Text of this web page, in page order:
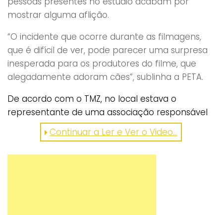
mostrar alguma aflição.
“O incidente que ocorre durante as filmagens,
que é difícil de ver, pode parecer uma surpresa
inesperada para os produtores do filme, que
alegadamente adoram cães”, sublinha a PETA.
De acordo com o TMZ, no local estava o
representante de uma associação responsável
pela segurança dos animais atores, que já foi
suspenso.
Continuar a Ler e Ver o Video...